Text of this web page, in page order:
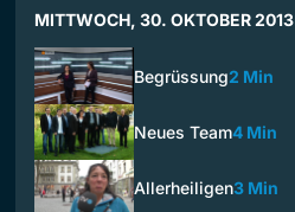
MITTWOCH, 30. OKTOBER 2013
Begrüssung2 Min
Neues Team4 Min
Allerheiligen3 Min